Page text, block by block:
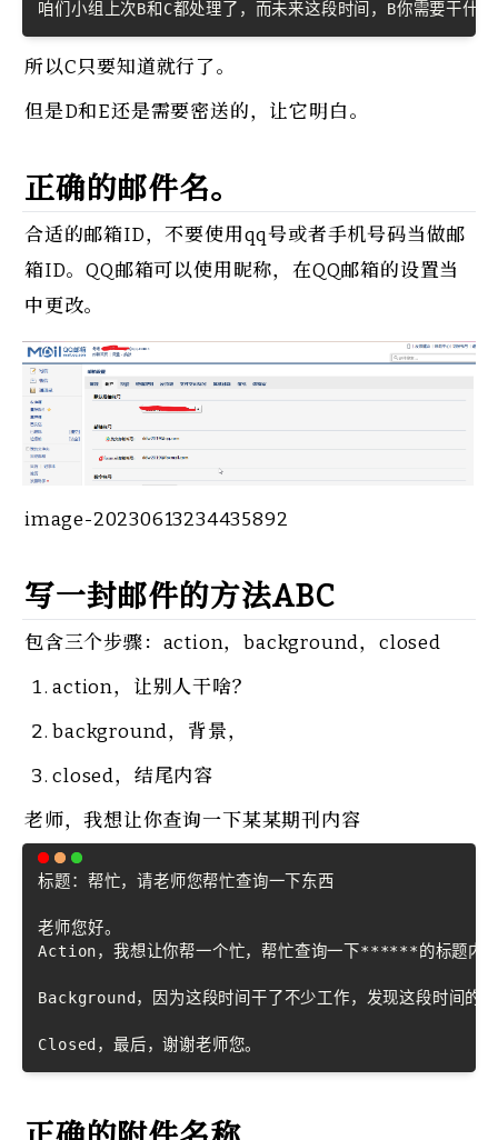
咱们小组上次B和C都处理了，而未来这段时间，B你需要干什
所以C只要知道就行了。
但是D和E还是需要密送的，让它明白。
正确的邮件名。
合适的邮箱ID，不要使用qq号或者手机号码当做邮
箱ID。QQ邮箱可以使用昵称，在QQ邮箱的设置当
中更改。
image-20230613234435892
写一封邮件的方法ABC
包含三个步骤：action，background，closed
action，让别人干啥？
background，背景，
closed，结尾内容
老师，我想让你查询一下某某期刊内容
标题：帮忙，请老师您帮忙查询一下东西
老师您好。
Action，我想让你帮一个忙，帮忙查询一下******的标题内
Background，因为这段时间干了不少工作，发现这段时间的
Closed，最后，谢谢老师您。